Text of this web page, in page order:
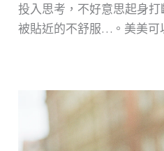
投入思考，不好意思起身
被貼近的不舒服…。美美可